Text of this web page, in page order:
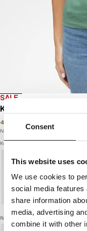
Consent
This website uses
We use cookies to
social media
share information
media, advertising
combine it with other
SALE
KOSZULKA DAMSKA
49
Najniższa cena w okresie ostatnich
Kolor: mint
Rozmiar